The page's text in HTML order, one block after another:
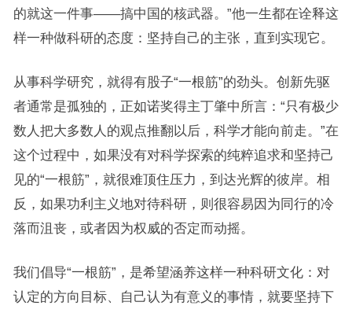
的就这一件事——搞中国的核武器。”他一生都在诠释这
样一种做科研的态度：坚持自己的主张，直到实现它。
从事科学研究，就得有股子“一根筋”的劲头。创新先驱
者通常是孤独的，正如诺奖得主丁肇中所言：“只有极少
数人把大多数人的观点推翻以后，科学才能向前走。”在
这个过程中，如果没有对科学探索的纯粹追求和坚持己
见的“一根筋”，就很难顶住压力，到达光辉的彼岸。相
反，如果功利主义地对待科研，则很容易因为同行的冷
落而沮丧，或者因为权威的否定而动摇。
我们倡导“一根筋”，是希望涵养这样一种科研文化：对
认定的方向目标、自己认为有意义的事情，就要坚持下